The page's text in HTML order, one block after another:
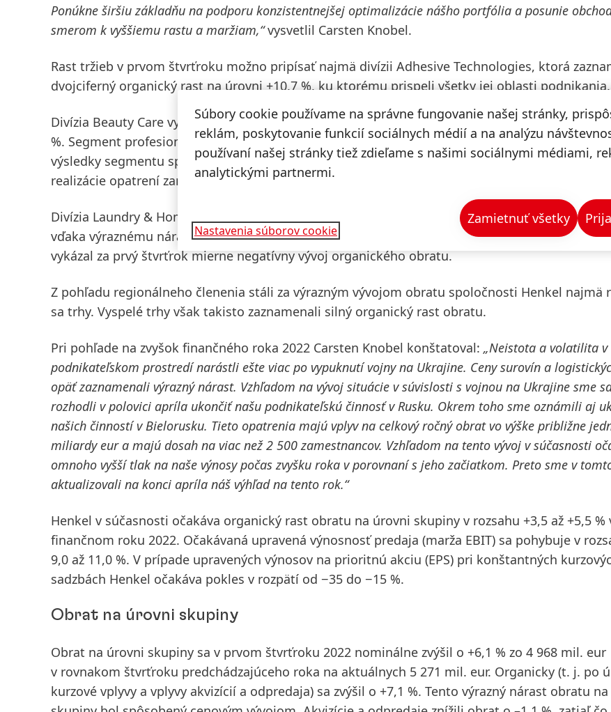
Ponúkne širšiu základňu na podporu konzistentnejšej optimalizácie nášho portfólia a posunie
smerom k vyššiemu rastu a maržiam,“vysvetlil Carsten Knobel.
Rast tržieb v prvom štvrťroku možno pripísať najmä divízii Adhesive Technologies, ktorá
dvojciferný organický rast na úrovni +10,7 %, ku ktorému prispeli všetky jej oblasti podnikania.
Divízia Beauty Care vykázala za prvý štvrťrok mierne negatívny vývoj organického obratu na
%. Segment profesionálnych vlasových výrobkov zaznamenal dvojciferný rast. V súlade s
výsledky segmentu spotrebného tovaru nedosiahli úroveň predošlého roka, a to najmä z
realizácie opatrení zameraných na posilnenie portfólia, ktoré boli ohlásené na rok 2022.
Divízia Laundry & Home Care
dosiahla veľmi silný organický rast obratu na úrovni +4,9 %, a to
vďaka výraznému nárastu v kategórii pracích prostriedkov. Naopak, segment starostlivosti o
vykázal za prvý štvrťrok mierne negatívny vývoj organického obratu.
Z pohľadu regionálneho členenia stáli za výrazným vývojom obratu spoločnosti Henkel najmä
sa trhy. Vyspelé trhy však takisto zaznamenali silný organický rast obratu.
Pri pohľade na zvyšok finančného roka 2022 Carsten Knobel konštatoval: „Neistota a volatilita v
podnikateľskom prostredí narástli ešte viac po vypuknutí vojny na Ukrajine. Ceny surovín a
opäť zaznamenali výrazný nárast. Vzhľadom na vývoj situácie v súvislosti s vojnou na Ukrajine sme
rozhodli v polovici apríla ukončiť našu podnikateľskú činnosť v Rusku. Okrem toho sme oznámili aj
našich činností v Bielorusku. Tieto opatrenia majú vplyv na celkový ročný obrat vo výške približne
miliardy eur a majú dosah na viac než 2 500 zamestnancov. Vzhľadom na tento vývoj v súčasnosti
omnoho vyšší tlak na naše výnosy počas zvyšku roka v porovnaní s jeho začiatkom. Preto sme v
aktualizovali na konci apríla náš výhľadna tento rok.“
Henkel v súčasnosti očakáva organický rast obratu na úrovni skupiny v rozsahu +3,5 až +5,5 %
finančnom roku 2022. Očakávaná upravená výnosnosť predaja (marža EBIT) sa pohybuje v
9,0 až 11,0 %. V prípade upravených výnosov na prioritnú akciu (EPS) pri konštantných
sadzbách Henkel očakáva pokles v rozpätí od −35 do −15 %.
Obrat na úrovni skupiny
Obrat na úrovni skupiny sa v prvom štvrťroku 2022 nominálne zvýšil o +6,1 % zo 4 968 mil. eur
v rovnakom štvrťroku predchádzajúceho roka na aktuálnych 5 271 mil. eur. Organicky (t. j. po
kurzové vplyvy a vplyvy akvizícií a odpredaja) sa zvýšil o +7,1 %. Tento výrazný nárast obratu
Súbory cookie používame na správne fungovanie našej stránky,
reklám, poskytovanie funkcií sociálnych médií a na analýzu
používaní našej stránky tiež zdieľame s našimi sociálnymi médiami,
analytickými partnermi.
Nastavenia súborov cookie
Zamietnuť všetky